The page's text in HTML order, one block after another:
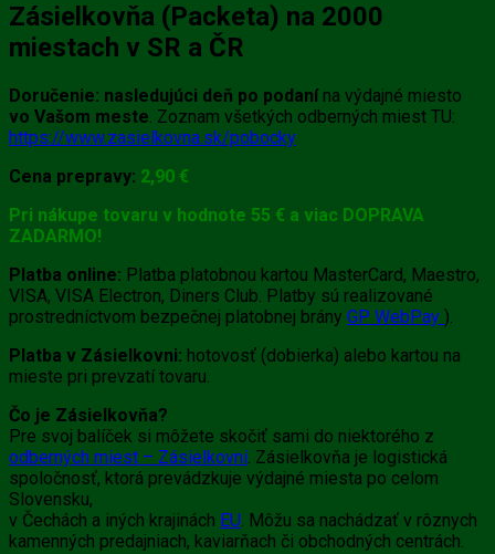
Zásielkovňa (Packeta) na 2000
miestach v SR a ČR
Doručenie: nasledujúci deň po podanína výdajné miesto
vo Vašom meste. Zoznam všetkých odberných miest TU:
https://www.zasielkovna.sk/pobocky
Cena prepravy: 2,90 €
Pri nákupe tovaru v hodnote 55 € a viac DOPRAVA
ZADARMO!
Platba online: Platba platobnou kartou MasterCard, Maestro,
VISA, VISA Electron, Diners Club. Platby sú realizované
prostredníctvom bezpečnej platobnej brány GP WebPay ).
Platba v Zásielkovni: hotovosť (dobierka) alebo kartou na
mieste pri prevzatí tovaru.
Čo je Zásielkovňa?
Pre svoj balíček si môžete skočiť sami do niektorého z
odberných miest – Zásielkovní. Zásielkovňa je logistická
spoločnosť, ktorá prevádzkuje výdajné miesta po celom
Slovensku,
v Čechách a iných krajinách EU. Môžu sa nachádzať v rôznych
kamenných predajniach, kaviarňach či obchodných centrách.